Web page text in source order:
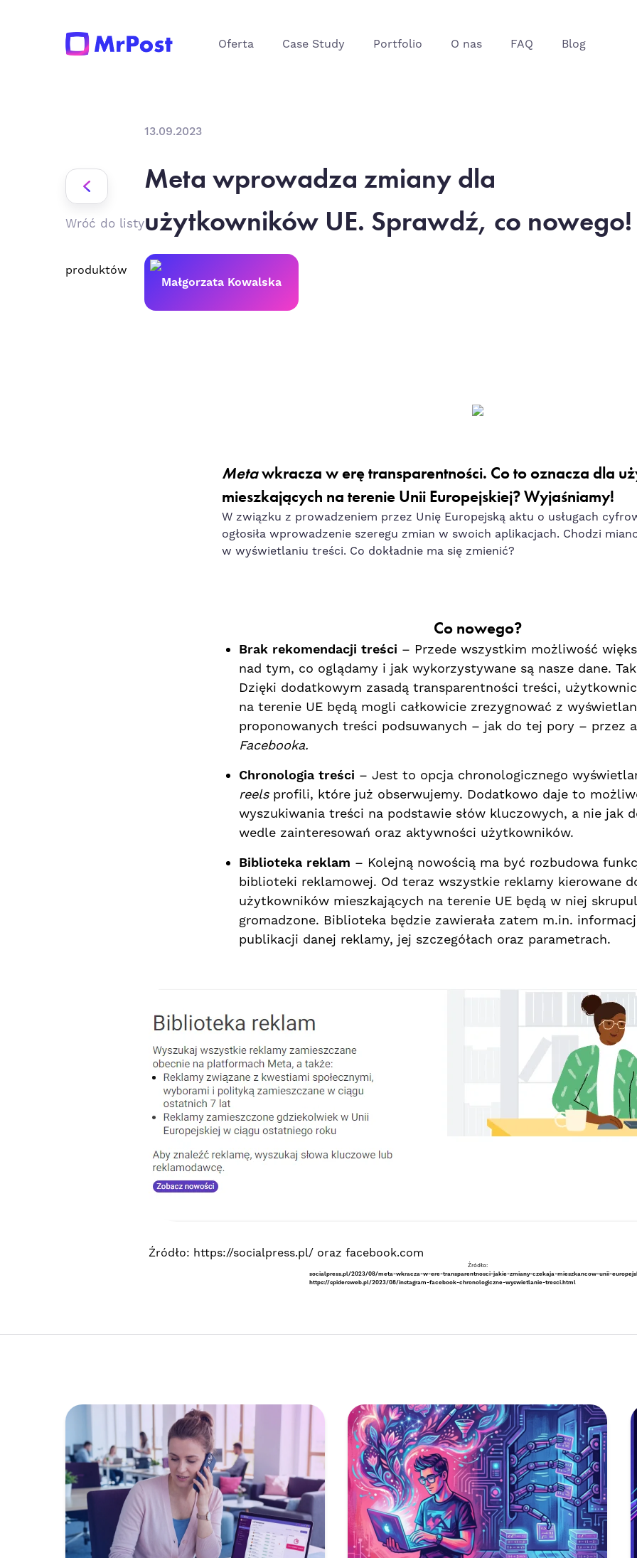
Oferta Case Study Portfolio O nas FAQ Blog
Wróć do listy
produktów
13.09.2023
Meta wprowadza zmiany dla
użytkowników UE. Sprawdź, co nowego!
Małgorzata Kowalska
Metawkracza w erę transparentności. Co to oznacza dla
mieszkających na terenie Unii Europejskiej?Wyjaśniamy!
W związku z prowadzeniem przez Unię Europejską aktu o usługach
ogłosiła wprowadzenie szeregu zmian w swoich aplikacjach. Chodzi
w wyświetlaniu treści. Co dokładnie ma się zmienić?
Co nowego?
Brak rekomendacji treści – Przede wszystkim możliwość
nad tym, co oglądamy i jak wykorzystywane są nasze dane.
Dzięki dodatkowym zasadą transparentności treści,
na terenie UE będą mogli całkowicie zrezygnować z
proponowanych treści podsuwanych – jak do tej pory – przez
Facebooka.
Chronologia treści – Jest to opcja chronologicznego
reels profili, które już obserwujemy. Dodatkowo daje to
wyszukiwania treści na podstawie słów kluczowych, a nie jak
wedle zainteresowań oraz aktywności użytkowników.
Biblioteka reklam – Kolejną nowością ma być rozbudowa
biblioteki reklamowej. Od teraz wszystkie reklamy kierowane
użytkowników mieszkających na terenie UE będą w niej
gromadzone. Biblioteka będzie zawierała zatem m.in.
publikacji danej reklamy, jej szczegółach oraz parametrach.
Źródło: https://socialpress.pl/ oraz facebook.com
Źródło:
socialpress.pl/2023/08/meta-wkracza-w-ere-transparentnosci-jakie-zmiany-czekaja-mieszkancow-unii-
https://spidersweb.pl/2023/08/instagram-facebook-chronologiczne-wyswietlanie-tresci.html